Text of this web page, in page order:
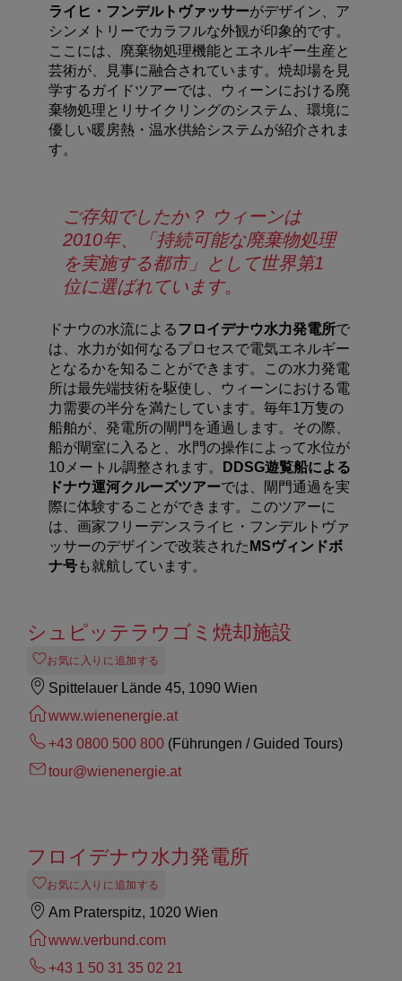
ライヒ・フンデルトヴァッサーがデザイン、ア
シンメトリーでカラフルな外観が印象的です。
ここには、廃棄物処理機能とエネルギー生産と
芸術が、見事に融合されています。焼却場を見
学するガイドツアーでは、ウィーンにおける廃
棄物処理とリサイクリングのシステム、環境に
優しい暖房熱・温水供給システムが紹介されま
す。
ご存知でしたか？ ウィーンは
2010年、「持続可能な廃棄物処理
を実施する都市」として世界第1
位に選ばれています。
ドナウの水流によるフロイデナウ水力発電所で
は、水力が如何なるプロセスで電気エネルギー
となるかを知ることができます。この水力発電
所は最先端技術を駆使し、ウィーンにおける電
力需要の半分を満たしています。毎年1万隻の
船舶が、発電所の閘門を通過します。その際、
船が閘室に入ると、水門の操作によって水位が
10メートル調整されます。
DDSG遊覧船による
ドナウ運河クルーズツアーでは、閘門通過を実
際に体験することができます。このツアーに
は、画家フリーデンスライヒ・フンデルトヴァ
ッサーのデザインで改装された MSヴィンドボ
ナ号も就航しています。
シュピッテラウゴミ焼却施設
お気に入りに追加する
Spittelauer Lände 45, 1090 Wien
www.wienenergie.at
+43 0800 500 800 (Führungen / Guided Tours)
tour@wienenergie.at
フロイデナウ水力発電所
お気に入りに追加する
Am Praterspitz, 1020 Wien
www.verbund.com
+43 1 50 31 35 02 21